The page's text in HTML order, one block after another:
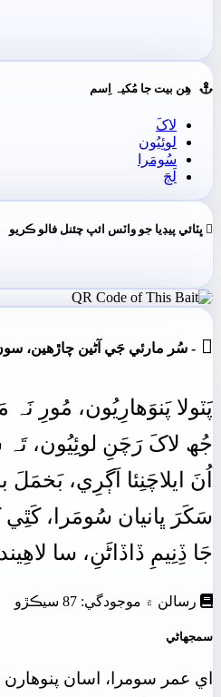
ھِن بيت جا مُکيہ اِسم
لاکَ
لوئِيُون
سُومَرا
لَڄَ
ڀٽائي پيڊيا جو واٽس ائپ چئنل فالو ڪريو
 - سُر مارئي جَي آڻين چاڙهين،
پَٽولا پَنوَھارِيُون، مُورِ نَہ
جُھ لاکَ رَچَنِ لوئِيُون، تَہ
اُنَ ايلاچَنِئا اَڳرِي، بَخمَلَ
سَکَرَ ڀانيان سُومَرا، کَٿِي
جَا ڏِنِيمِ ڏاڏاڻَنِ، سا
رسالن ۾ موجودگي: 87 سيڪڙو
سمجهاڻي
اي عمر سومرا، اسان